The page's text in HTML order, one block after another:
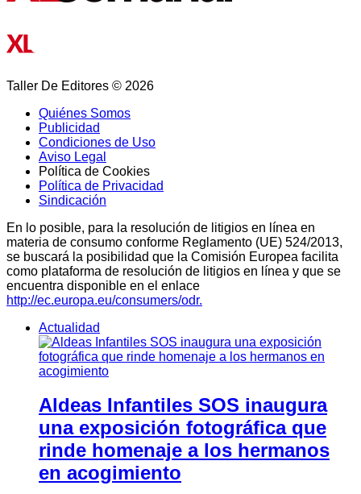
Taller De Editores © 2026
Quiénes Somos
Publicidad
Condiciones de Uso
Aviso Legal
Política de Cookies
Política de Privacidad
Sindicación
En lo posible, para la resolución de litigios en línea en
materia de consumo conforme Reglamento (UE) 524/2013,
se buscará la posibilidad que la Comisión Europea facilita
como plataforma de resolución de litigios en línea y que se
encuentra disponible en el enlace
http://ec.europa.eu/consumers/odr.
Actualidad
Aldeas Infantiles SOS inaugura
una exposición fotográfica que
rinde homenaje a los hermanos
en acogimiento